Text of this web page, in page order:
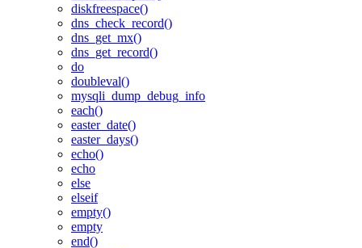
diskfreespace()
dns_check_record()
dns_get_mx()
dns_get_record()
do
doubleval()
mysqli_dump_debug_info
each()
easter_date()
easter_days()
echo()
echo
else
elseif
empty()
empty
end()